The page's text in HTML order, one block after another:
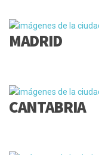
MADRID
CANTABRIA